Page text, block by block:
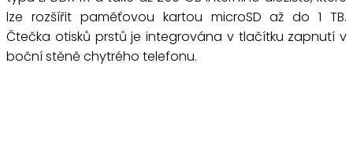
lze rozšířit paměťovou kartou microSD až do 1 TB.
Čtečka otisků prstů je integrována v tlačítku zapnutí v
boční stěně chytrého telefonu.